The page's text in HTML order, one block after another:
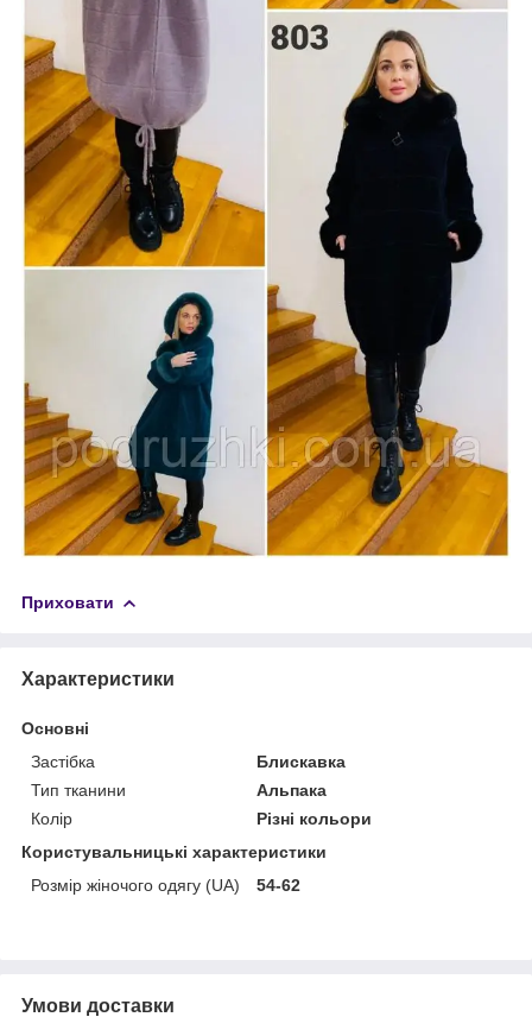
Приховати
Характеристики
Основні
Застібка
Блискавка
Тип тканини
Альпака
Колір
Різні кольори
Користувальницькі характеристики
Розмір жіночого одягу (UA)
54-62
Умови доставки